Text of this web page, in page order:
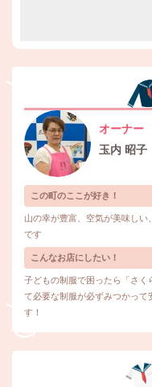
オーナー
玉内 昭子
この町のここが好き！
山の幸が豊富、空気が美味し
です
こんなお店にしたい！
子どもの制服で困ったら「さく
て必要な制服が必ずみつかって
す！